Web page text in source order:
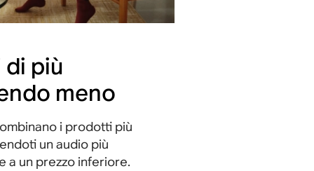
più
meno
i prodotti più
un audio più
a un prezzo inferiore.